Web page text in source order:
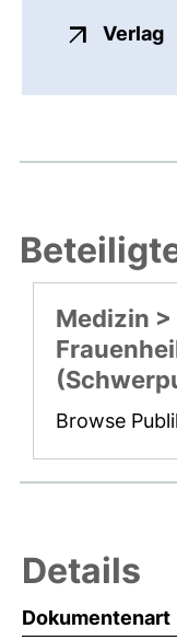
Verlag
Medizin
Browse
Details
Dokumentenart